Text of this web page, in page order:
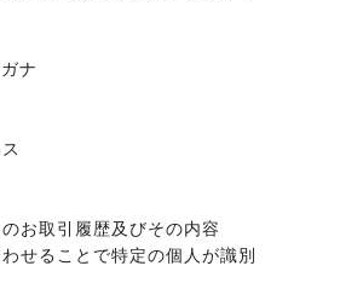
ナ
お取引履歴及びその内容
せることで特定の個人が識別